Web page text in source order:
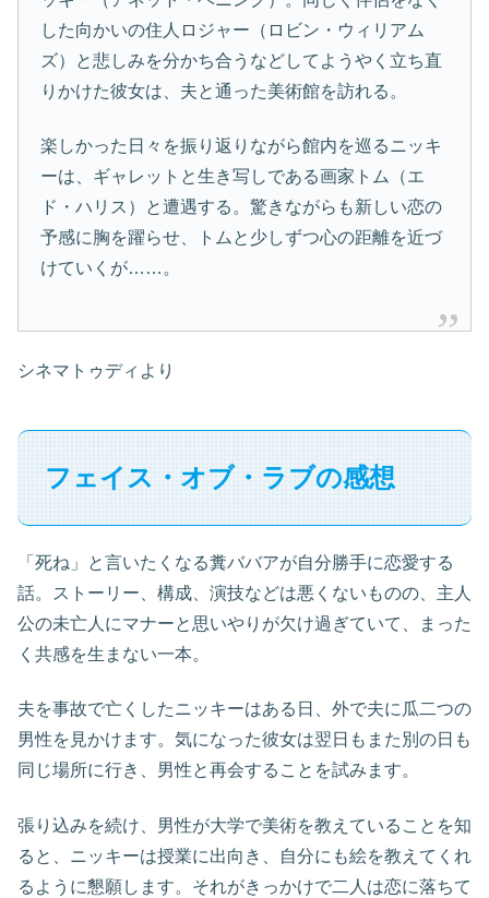
した向かいの住人ロジャー（ロビン・ウィリアム
ズ）と悲しみを分かち合うなどしてようやく立ち直
りかけた彼女は、夫と通った美術館を訪れる。
楽しかった日々を振り返りながら館内を巡るニッキ
ーは、ギャレットと生き写しである画家トム（エ
ド・ハリス）と遭遇する。驚きながらも新しい恋の
予感に胸を躍らせ、トムと少しずつ心の距離を近づ
けていくが……。
シネマトゥディより
フェイス・オブ・ラブの感想
「死ね」と言いたくなる糞ババアが自分勝手に恋愛する
話。ストーリー、構成、演技などは悪くないものの、主人
公の未亡人にマナーと思いやりが欠け過ぎていて、まった
く共感を生まない一本。
夫を事故で亡くしたニッキーはある日、外で夫に瓜二つの
男性を見かけます。気になった彼女は翌日もまた別の日も
同じ場所に行き、男性と再会することを試みます。
張り込みを続け、男性が大学で美術を教えていることを知
ると、ニッキーは授業に出向き、自分にも絵を教えてくれ
るように懇願します。それがきっかけで二人は恋に落ちて